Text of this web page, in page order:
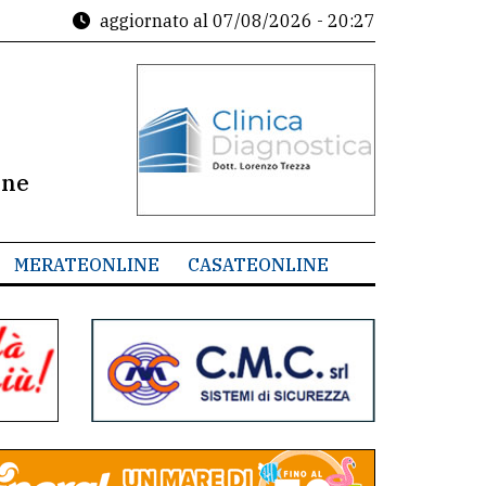
aggiornato al 07/08/2026 - 20:27
MERATEONLINE CASATEONLINE